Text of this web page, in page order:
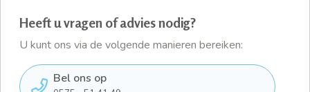
Heeft u vragen of advies nodig?
U kunt ons via de volgende manieren bereiken:
Bel ons op